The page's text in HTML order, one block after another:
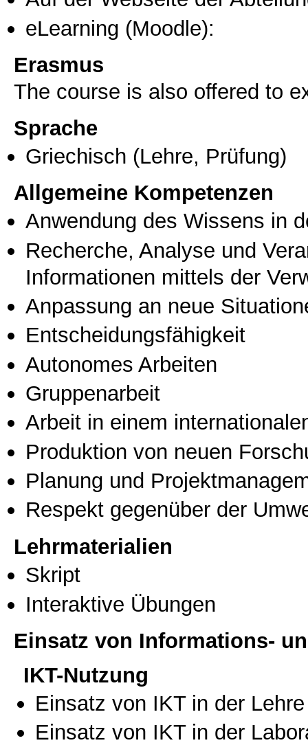
eLearning (Moodle):
Erasmus
The course is also offered to
Sprache
Griechisch (Lehre, Prüfung)
Allgemeine Kompetenzen
Anwendung des Wissens in
Recherche, Analyse und
Informationen mittels der
Anpassung an neue
Entscheidungsfähigkeit
Autonomes Arbeiten
Gruppenarbeit
Arbeit in einem
Produktion von neuen
Planung und
Respekt gegenüber der
Lehrmaterialien
Skript
Interaktive Übungen
Einsatz von Informations-
IKT-Nutzung
Einsatz von IKT in der Lehre
Einsatz von IKT in der